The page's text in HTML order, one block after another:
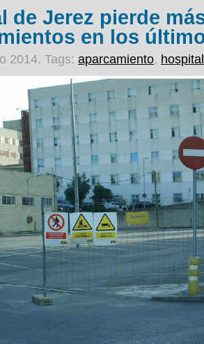
de Jerez pierde
en los
2014. Tags: aparcamiento,